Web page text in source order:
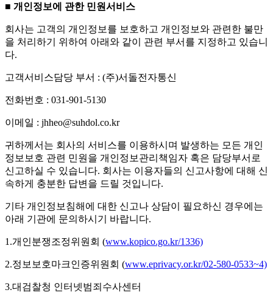
■ 개인정보에 관한 민원서비스
회사는 고객의 개인정보를 보호하고 개인정보와 관련한 불만
을 처리하기 위하여 아래와 같이 관련 부서를 지정하고 있습니
다.
고객서비스담당 부서 : (주)서돌전자통신
전화번호 : 031-901-5130
이메일 : jhheo@suhdol.co.kr
귀하께서는 회사의 서비스를 이용하시며 발생하는 모든 개인
정보보호 관련 민원을 개인정보관리책임자 혹은 담당부서로
신고하실 수 있습니다. 회사는 이용자들의 신고사항에 대해 신
속하게 충분한 답변을 드릴 것입니다.
기타 개인정보침해에 대한 신고나 상담이 필요하신 경우에는
아래 기관에 문의하시기 바랍니다.
1.개인분쟁조정위원회 (www.kopico.go.kr/1336)
2.정보보호마크인증위원회 (www.eprivacy.or.kr/02-580-0533~4)
3.대검찰청 인터넷범죄수사센터